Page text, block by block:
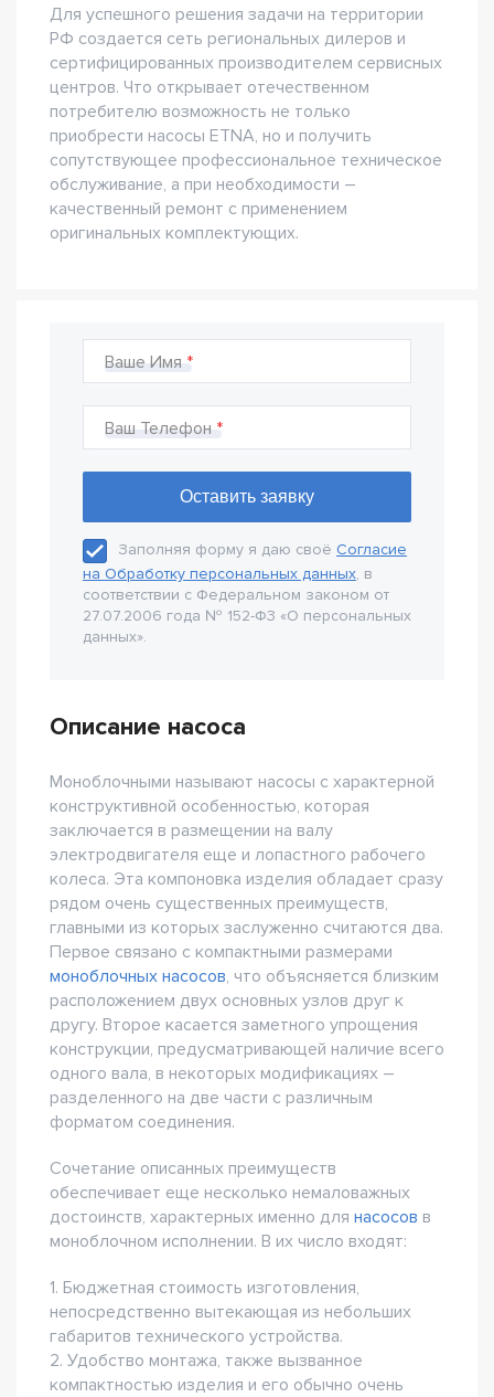
Для успешного решения задачи на территории
РФ создается сеть региональных дилеров и
сертифицированных производителем сервисных
центров. Что открывает отечественном
потребителю возможность не только
приобрести насосы ETNA, но и получить
сопутствующее профессиональное техническое
обслуживание, а при необходимости –
качественный ремонт с применением
оригинальных комплектующих.
Ваше Имя
Ваш Телефон
Заполняя форму я даю своё Согласие
на Обработку персональных данных, в
соответствии с Федеральном законом от
27.07.2006 года № 152-Ф3 «О персональных
данных».
Описание насоса
Моноблочными называют насосы с характерной
конструктивной особенностью, которая
заключается в размещении на валу
электродвигателя еще и лопастного рабочего
колеса. Эта компоновка изделия обладает сразу
рядом очень существенных преимуществ,
главными из которых заслуженно считаются два.
Первое связано с компактными размерами
моноблочных насосов, что объясняется близким
расположением двух основных узлов друг к
другу. Второе касается заметного упрощения
конструкции, предусматривающей наличие всего
одного вала, в некоторых модификациях –
разделенного на две части с различным
форматом соединения.
Сочетание описанных преимуществ
обеспечивает еще несколько немаловажных
достоинств, характерных именно для насосов в
моноблочном исполнении. В их число входят:
1. Бюджетная стоимость изготовления,
непосредственно вытекающая из небольших
габаритов технического устройства.
2. Удобство монтажа, также вызванное
компактностью изделия и его обычно очень